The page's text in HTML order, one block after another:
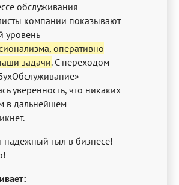
обслуживания
компании показывают
уровень
оперативно
задачи.С переходом
уверенность, что никаких
в дальнейшем
надежный тыл в бизнесе!